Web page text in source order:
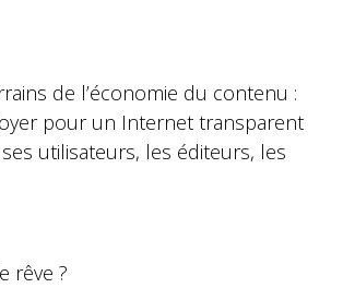
de l’économie du contenu :
pour un Internet transparent
utilisateurs, les éditeurs, les
rêve ?